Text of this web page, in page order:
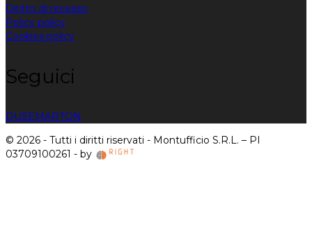
Diritto di recesso
Policy policy
Cookies policy
Seguici
DUSEMARTON
© 2026 - Tutti i diritti riservati - Montufficio S.R.L. – PI
03709100261 - by